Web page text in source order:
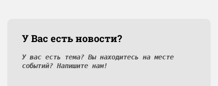
У Вас есть новости?
У вас есть тема? Вы находитесь на месте
событий? Напишите нам!